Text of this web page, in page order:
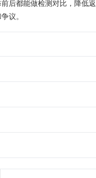
后都能做检测对比，降低返
议。